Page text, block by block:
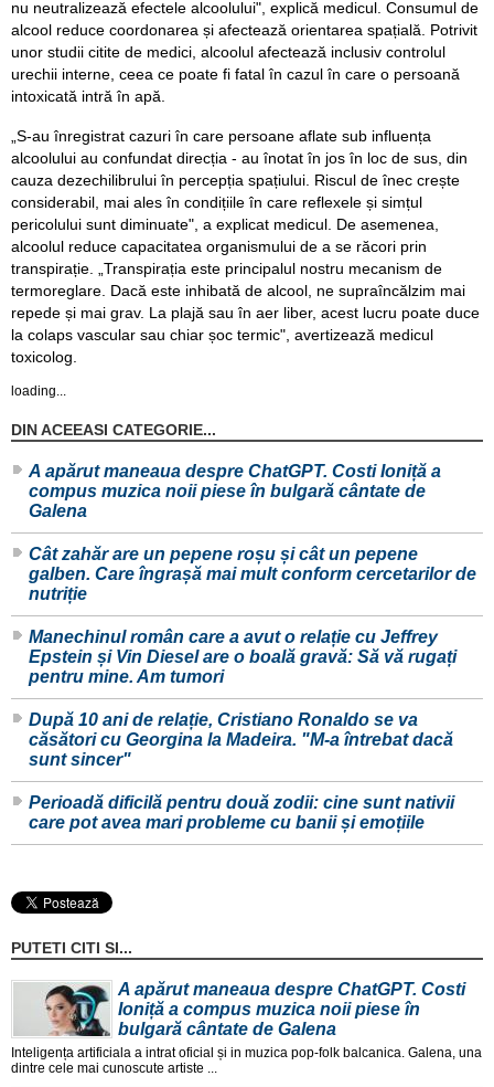
nu neutralizează efectele alcoolului", explică medicul. Consumul de
alcool reduce coordonarea și afectează orientarea spațială. Potrivit
unor studii citite de medici, alcoolul afectează inclusiv controlul
urechii interne, ceea ce poate fi fatal în cazul în care o persoană
intoxicată intră în apă.
„S-au înregistrat cazuri în care persoane aflate sub influența
alcoolului au confundat direcția - au înotat în jos în loc de sus, din
cauza dezechilibrului în percepția spațiului. Riscul de înec crește
considerabil, mai ales în condițiile în care reflexele și simțul
pericolului sunt diminuate", a explicat medicul. De asemenea,
alcoolul reduce capacitatea organismului de a se răcori prin
transpirație. „Transpirația este principalul nostru mecanism de
termoreglare. Dacă este inhibată de alcool, ne supraîncălzim mai
repede și mai grav. La plajă sau în aer liber, acest lucru poate duce
la colaps vascular sau chiar șoc termic", avertizează medicul
toxicolog.
loading...
DIN ACEEASI CATEGORIE...
A apărut maneaua despre ChatGPT. Costi Ioniță a
compus muzica noii piese în bulgară cântate de
Galena
Cât zahăr are un pepene roșu și cât un pepene
galben. Care îngrașă mai mult conform cercetarilor de
nutriție
Manechinul român care a avut o relație cu Jeffrey
Epstein și Vin Diesel are o boală gravă: Să vă rugați
pentru mine. Am tumori
După 10 ani de relație, Cristiano Ronaldo se va
căsători cu Georgina la Madeira. "M-a întrebat dacă
sunt sincer"
Perioadă dificilă pentru două zodii: cine sunt nativii
care pot avea mari probleme cu banii și emoțiile
PUTETI CITI SI...
A apărut maneaua despre ChatGPT. Costi
Ioniță a compus muzica noii piese în
bulgară cântate de Galena
Inteligența artificiala a intrat oficial și in muzica pop-folk balcanica. Galena, una
dintre cele mai cunoscute artiste ...